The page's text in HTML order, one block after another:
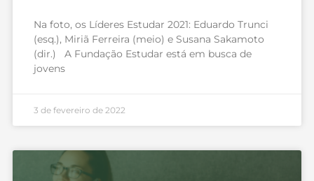
Na foto, os Líderes Estudar 2021: Eduardo Trunci
(esq.), Miriã Ferreira (meio) e Susana Sakamoto
(dir.) A Fundação Estudar está em busca de
jovens
3 de fevereiro de 2022